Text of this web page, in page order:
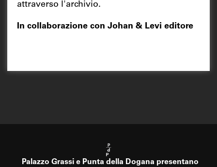
attraverso l'archivio.
In collaborazione con Johan & Levi editore
Palazzo Grassi e Punta della Dogana presentano